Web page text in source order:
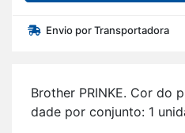
Envio por Transportadora
Brother PRINKE. Cor do
dade por con­junto: 1